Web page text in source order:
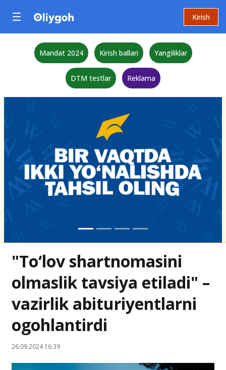
Kirish
Mandat 2024 Kirish ballari Yangiliklar
DTM testlar Reklama
"To‘lov shartnomasini
olmaslik tavsiya etiladi" –
vazirlik abituriyentlarni
ogohlantirdi
26.09.2024 16:39